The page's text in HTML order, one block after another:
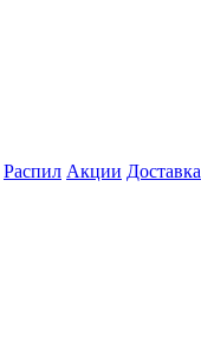
Распил Акции Доставка